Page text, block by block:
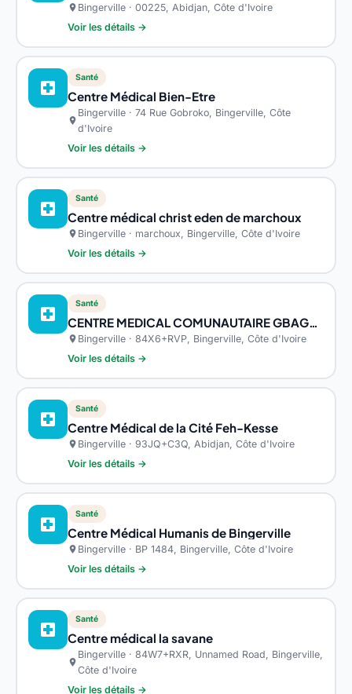
location_on Bingerville · 00225, Abidjan, Côte d'Ivoire
Voir les détails →
local_hospital
Santé
Centre Médical Bien-Etre
location_on
Bingerville · 74 Rue Gobroko, Bingerville, Côte
d'Ivoire
Voir les détails →
local_hospital
Santé
Centre médical christ eden de marchoux
location_on Bingerville · marchoux, Bingerville, Côte d'Ivoire
Voir les détails →
local_hospital
Santé
CENTRE MEDICAL COMUNAUTAIRE GBAGBA
location_on Bingerville · 84X6+RVP, Bingerville, Côte d'Ivoire
Voir les détails →
local_hospital
Santé
Centre Médical de la Cité Feh-Kesse
location_on Bingerville · 93JQ+C3Q, Abidjan, Côte d'Ivoire
Voir les détails →
local_hospital
Santé
Centre Médical Humanis de Bingerville
location_on Bingerville · BP 1484, Bingerville, Côte d'Ivoire
Voir les détails →
local_hospital
Santé
Centre médical la savane
location_on
Bingerville · 84W7+RXR, Unnamed Road, Bingerville,
Côte d'Ivoire
Voir les détails →